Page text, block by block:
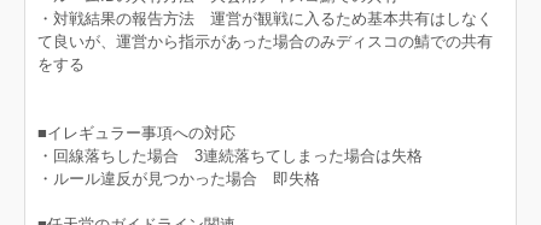
・対戦結果の報告方法 運営が観戦に入るため基本共有はしなく
て良いが、運営から指示があった場合のみディスコの鯖での共有
をする
■イレギュラー事項への対応
・回線落ちした場合 3連続落ちてしまった場合は失格
・ルール違反が見つかった場合 即失格